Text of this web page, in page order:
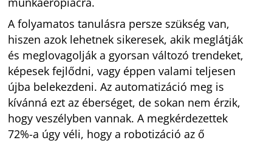
A folyamatos tanulásra persze szükség van,
hiszen azok lehetnek sikeresek, akik meglátják
és meglovagolják a gyorsan változó trendeket,
képesek fejlődni, vagy éppen valami teljesen
újba belekezdeni. Az automatizáció meg is
kívánná ezt az éberséget, de sokan nem érzik,
hogy veszélyben vannak. A megkérdezettek
72%-a úgy véli, hogy a robotizáció az ő